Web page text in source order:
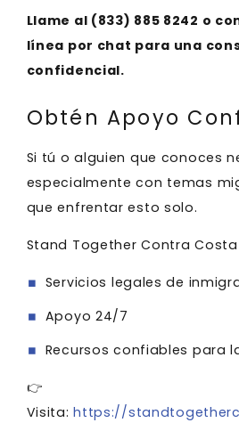
Llame al (833) 885 8242 o
línea por chat para una
confidencial.
Obtén Apoyo
Si tú o alguien que conoces
especialmente con temas
que enfrentar esto solo.
Stand Together Contra
Servicios legales de
Apoyo 24/7
Recursos confiables para
👉
Visita:https://